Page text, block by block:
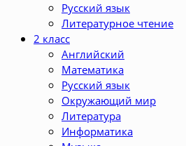
Русский язык
Литературное чтение
2 класс
Английский
Математика
Русский язык
Окружающий мир
Литература
Информатика